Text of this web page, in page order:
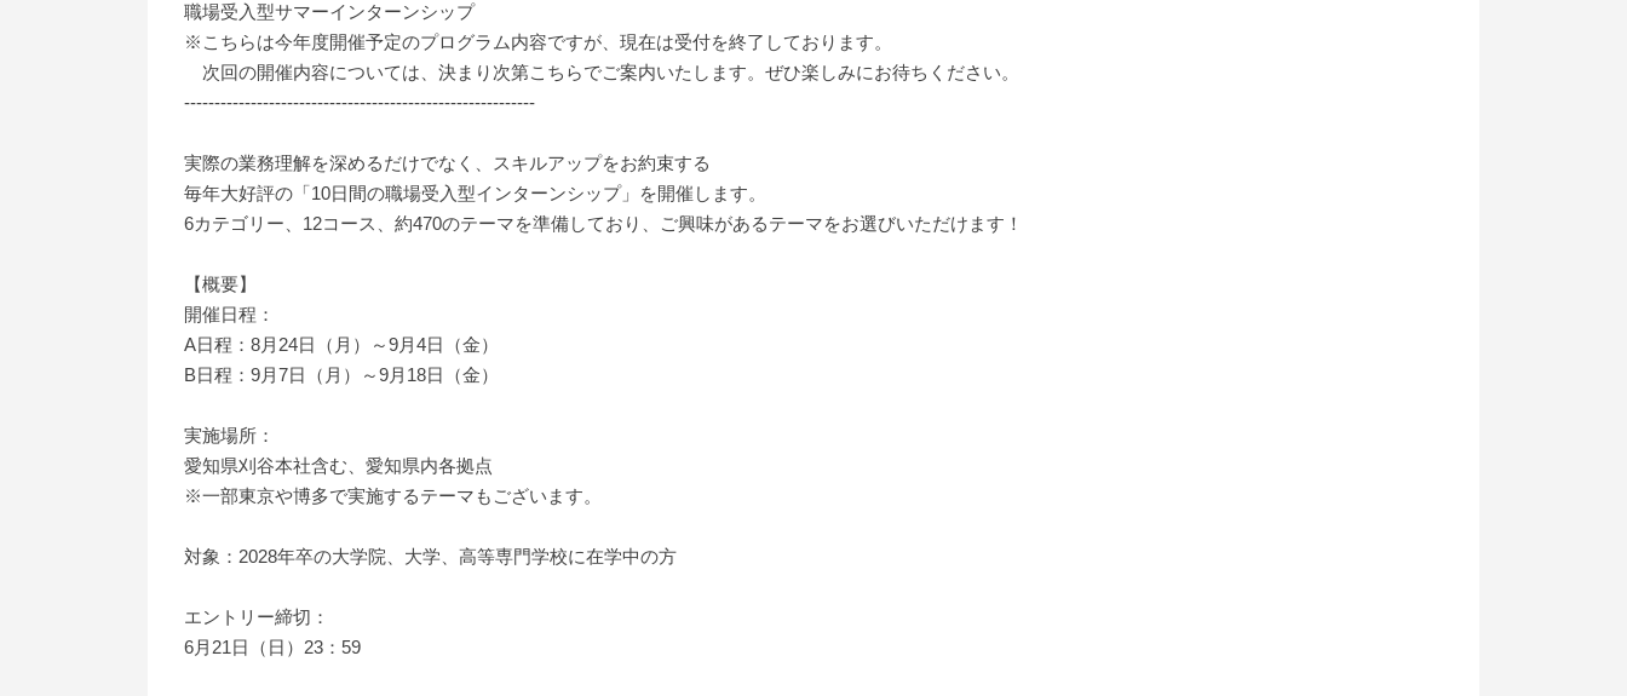
職場受入型サマーインターンシップ
※こちらは今年度開催予定のプログラム内容ですが、現在は受付を終了しております。
次回の開催内容については、決まり次第こちらでご案内いたします。ぜひ楽しみにお待ちください。
----------------------------------------------------------
実際の業務理解を深めるだけでなく、スキルアップをお約束する
毎年大好評の「10日間の職場受入型インターンシップ」を開催します。
6カテゴリー、12コース、約470のテーマを準備しており、ご興味があるテーマをお選びいただけます！
【概要】
開催日程：
A日程：8月24日（月）～9月4日（金）
B日程：9月7日（月）～9月18日（金）
実施場所：
愛知県刈谷本社含む、愛知県内各拠点
※一部東京や博多で実施するテーマもございます。
対象：2028年卒の大学院、大学、高等専門学校に在学中の方
エントリー締切：
6月21日（日）23：59